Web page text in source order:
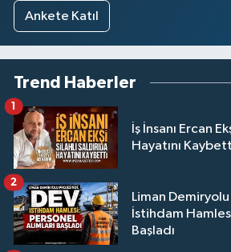
Ankete Katıl
Trend Haberler
İş İnsanı Ercan
Hayatını
1
Liman
İstihdam
Başladı
2